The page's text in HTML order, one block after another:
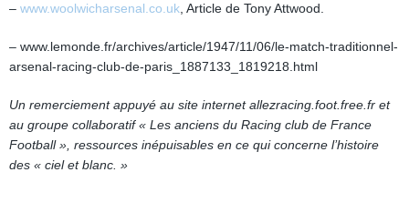
– www.woolwicharsenal.co.uk, Article de Tony Attwood.
– www.lemonde.fr/archives/article/1947/11/06/le-match-traditionnel-
arsenal-racing-club-de-paris_1887133_1819218.html
Un remerciement appuyé au site internet allezracing.foot.free.fr et
au groupe collaboratif « Les anciens du Racing club de France
Football », ressources inépuisables en ce qui concerne l’histoire
des « ciel et blanc. »